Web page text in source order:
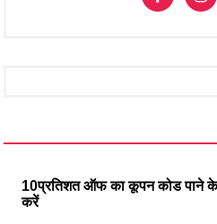
10प्रतिशत ऑफ का कूपन कोड पाने
करें